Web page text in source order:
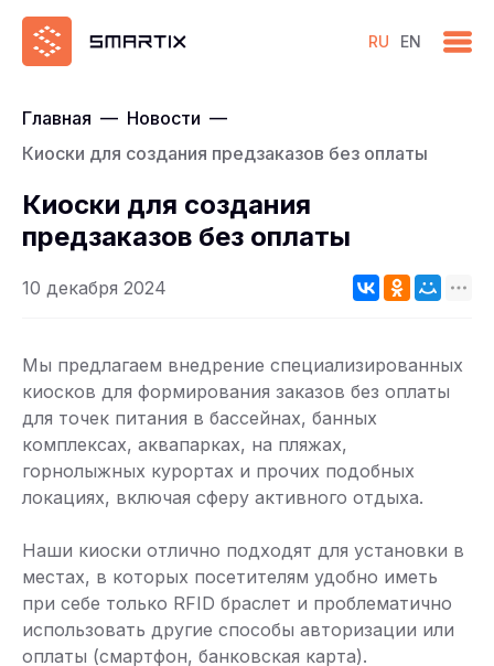
RU EN
Главная — Новости —
Киоски для создания предзаказов без оплаты
Киоски для создания
предзаказов без оплаты
10 декабря 2024
Мы предлагаем внедрение специализированных
киосков для формирования заказов без оплаты
для точек питания в бассейнах, банных
комплексах, аквапарках, на пляжах,
горнолыжных курортах и прочих подобных
локациях, включая сферу активного отдыха.
Наши киоски отлично подходят для установки в
местах, в которых посетителям удобно иметь
при себе только RFID браслет и проблематично
использовать другие способы авторизации или
оплаты (смартфон, банковская карта).